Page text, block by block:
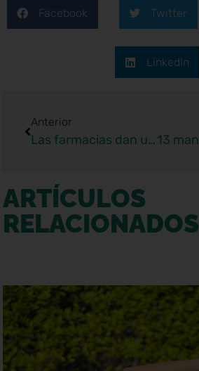
Facebook Twitter
LinkedIn
Anterior
Las farmacias dan un paso hacia delante para luchar contra el tabaquismo
ARTÍCULOS
RELACIONADOS